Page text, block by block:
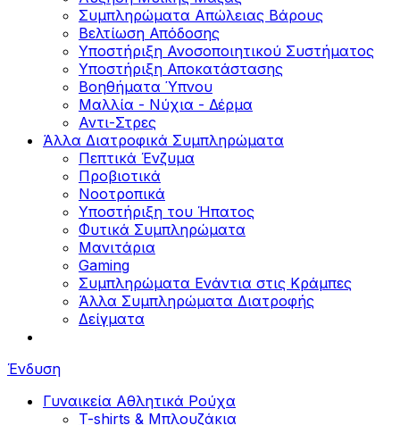
Συμπληρώματα Aπώλειας Βάρους
Βελτίωση Απόδοσης
Υποστήριξη Ανοσοποιητικού Συστήματος
Yποστήριξη Αποκατάστασης
Βοηθήματα Ύπνου
Μαλλία - Νύχια - Δέρμα
Αντι-Στρες
Άλλα Διατροφικά Συμπληρώματα
Πεπτικά Ένζυμα
Προβιοτικά
Νοοτροπικά
Υποστήριξη του Ήπατος
Φυτικά Συμπληρώματα
Μανιτάρια
Gaming
Συμπληρώματα Ενάντια στις Κράμπες
Άλλα Συμπληρώματα Διατροφής
Δείγματα
Ένδυση
Γυναικεία Αθλητικά Ρούχα
T-shirts & Μπλουζάκια